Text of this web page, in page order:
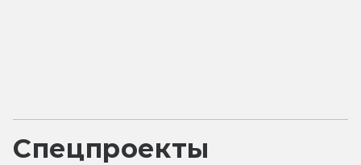
Спецпроекты